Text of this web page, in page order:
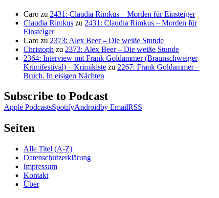
Caro zu 2431: Claudia Rimkus – Morden für Einsteiger
Claudia Rimkus zu 2431: Claudia Rimkus – Morden für
Einsteiger
Caro zu 2373: Alex Beer – Die weiße Stunde
Christoph zu 2373: Alex Beer – Die weiße Stunde
2364: Interview mit Frank Goldammer (Braunschweiger
Krimifestival) – Krimikiste zu 2267: Frank Goldammer –
Bruch. In eisigen Nächten
Subscribe to Podcast
Apple PodcastsSpotifyAndroidby EmailRSS
Seiten
Alle Titel (A-Z)
Datenschutzerklärung
Impressum
Kontakt
Über